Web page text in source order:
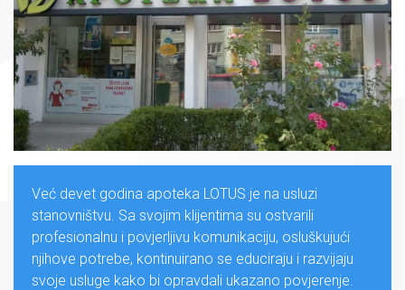
Već devet godina apoteka LOTUS je na usluzi
stanovništvu. Sa svojim klijentima su ostvarili
profesionalnu i povjerljivu komunikaciju, osluškujući
njihove potrebe, kontinuirano se educiraju i razvijaju
svoje usluge kako bi opravdali ukazano povjerenje.